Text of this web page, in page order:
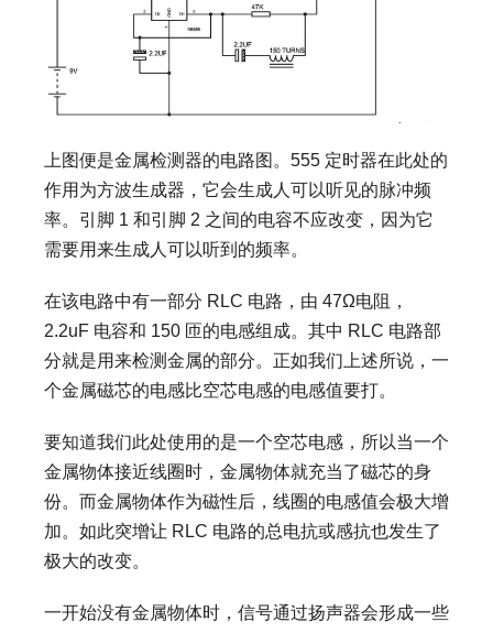
上图便是金属检测器的电路图。555 定时器在此处的
作用为方波生成器，它会生成人可以听见的脉冲频
率。引脚 1 和引脚 2 之间的电容不应改变，因为它
需要用来生成人可以听到的频率。
在该电路中有一部分 RLC 电路，由 47Ω电阻，
2.2uF 电容和 150 匝的电感组成。其中 RLC 电路部
分就是用来检测金属的部分。正如我们上述所说，一
个金属磁芯的电感比空芯电感的电感值要打。
要知道我们此处使用的是一个空芯电感，所以当一个
金属物体接近线圈时，金属物体就充当了磁芯的身
份。而金属物体作为磁性后，线圈的电感值会极大增
加。如此突增让 RLC 电路的总电抗或感抗也发生了
极大的改变。
一开始没有金属物体时，信号通过扬声器会形成一些